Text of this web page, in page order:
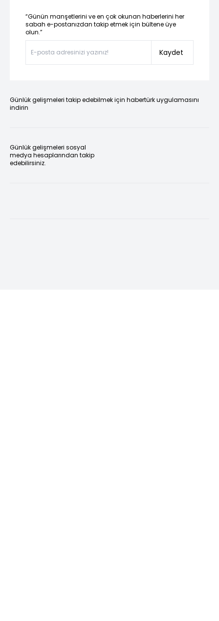
“Günün manşetlerini ve en çok okunan haberlerini her
sabah e-postanızdan takip etmek için bültene üye
olun.”
Kaydet
Günlük gelişmeleri takip edebilmek için habertürk uygulamasını
indirin
Günlük gelişmeleri sosyal
medya hesaplarından takip
edebilirsiniz.